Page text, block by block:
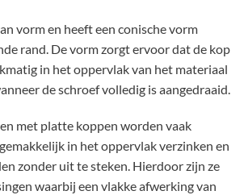
vorm en heeft een conische vorm
rand. De vorm zorgt ervoor dat de kop
in het oppervlak van het materiaal
de schroef volledig is aangedraaid.
met platte koppen worden vaak
in het oppervlak verzinken en
zonder uit te steken. Hierdoor zijn ze
waarbij een vlakke afwerking van